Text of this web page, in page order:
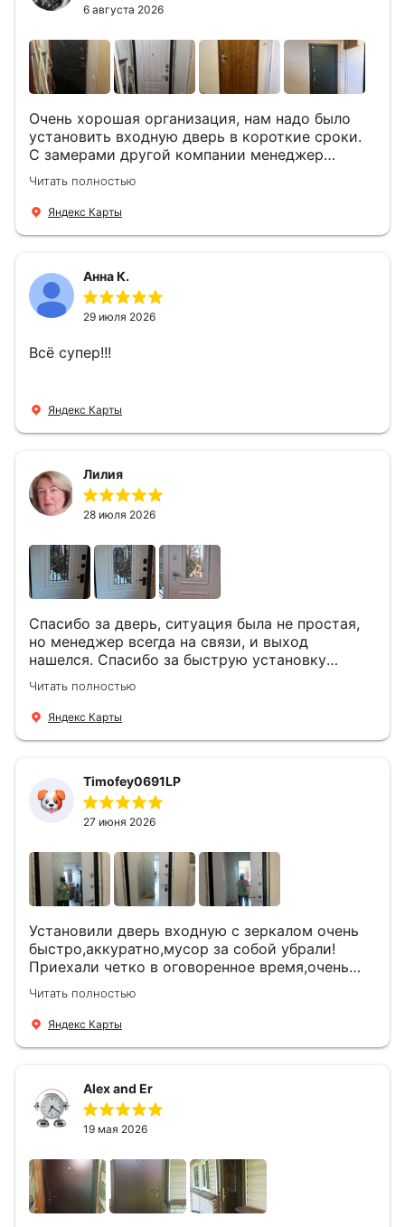
Огромная всем благодарность!
6 августа 2026
Очень хорошая организация, нам надо было
установить входную дверь в короткие сроки.
С замерами другой компании менеджер
компании Филлип, быстро предоставил нам
варианты дверей, монтаж тоже был очень
четкий, позвонили, согласовали и установили
Читать полностью
Яндекс Карты
Анна К.
29 июля 2026
Всё супер!!!
Яндекс Карты
Лилия
28 июля 2026
Спасибо за дверь, ситуация была не простая,
но менеджер всегда на связи, и выход
нашелся. Спасибо за быструю установку
Роману, один и привёз, и установил. Надеюсь,
что дверь нам долго послужит
Читать полностью
Яндекс Карты
Timofey0691LP
27 июня 2026
Установили дверь входную с зеркалом очень
быстро,аккуратно,мусор за собой убрали!
Приехали четко в оговоренное время,очень
вежливые,деликатные рабочие .Все
понравилось и дверь ,и работа и цена!
Читать полностью
Яндекс Карты
Alex and Er
19 мая 2026